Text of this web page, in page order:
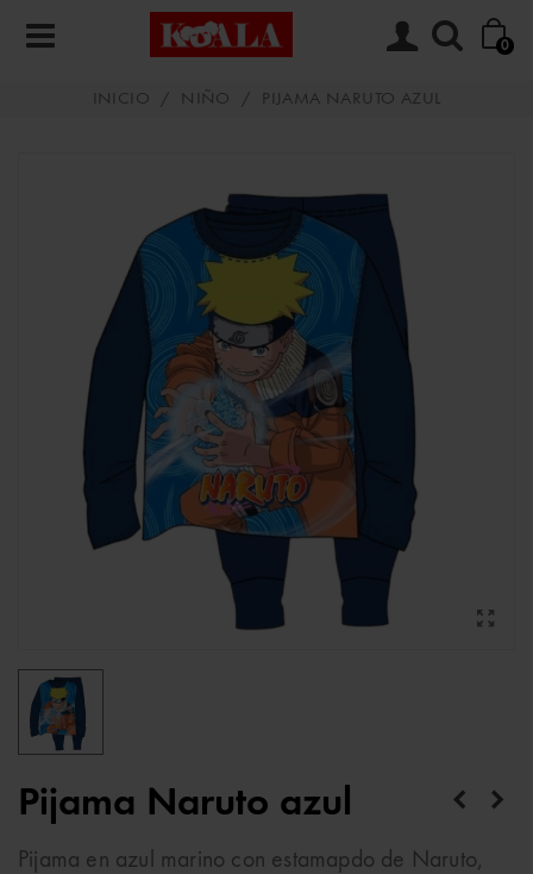
0
INICIO / NIÑO / PIJAMA NARUTO AZUL
Pijama Naruto azul
Pijama en azul marino con estamapdo de Naruto,